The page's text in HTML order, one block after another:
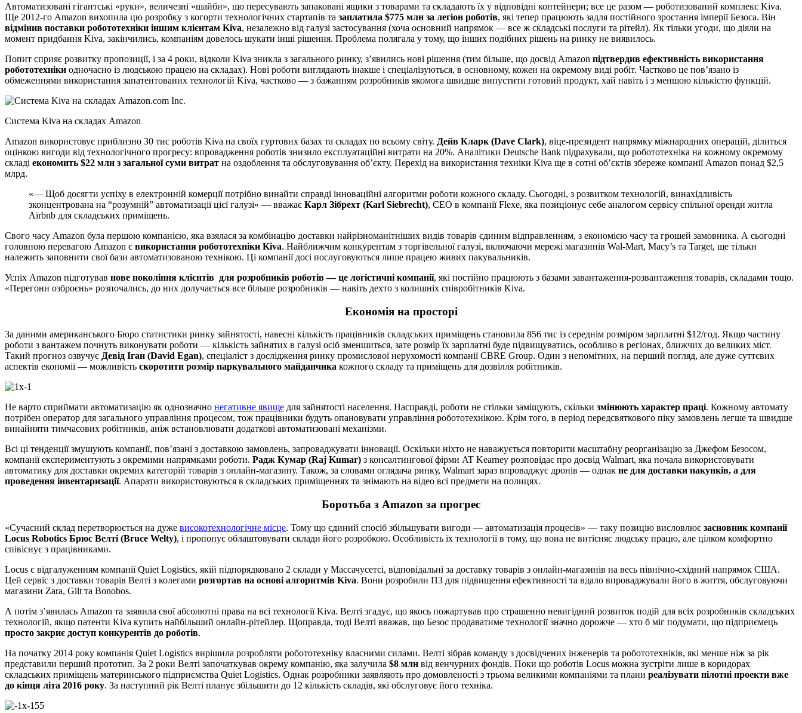
Автоматизовані гігантські «руки», величезні «шайби», що пересувають запаковані ящики з товарами та складають їх у відповідні контейнери; все це разом — роботизований комплекс Kiva.
Ще 2012-го Amazon вихопила цю розробку з когорти технологічних стартапів та заплатила $775 млн за легіон роботів, які тепер працюють задля постійного зростання імперії Безоса. Він
відмінив поставки робототехніки іншим клієнтам Kiva, незалежно від галузі застосування (хоча основний напрямок — все ж складські послуги та рітейл). Як тільки угоди, що діяли на
момент придбання Kiva, закінчились, компаніям довелось шукати інші рішення. Проблема полягала у тому, що інших подібних рішень на ринку не виявилось.
Попит сприяє розвитку пропозиції, і за 4 роки, відколи Kiva зникла з загального ринку, з’явились нові рішення (тим більше, що досвід Amazon підтвердив ефективність використання
робототехніки одночасно із людською працею на складах). Нові роботи виглядають інакше і спеціалізуються, в основному, кожен на окремому виді робіт. Частково це пов’язано із
обмеженнями використання запатентованих технологій Kiva, частково — з бажанням розробників якомога швидше випустити готовий продукт, хай навіть і з меншою кількістю функцій.
Система Kiva на складах Amazon
Amazon використовує приблизно 30 тис роботів Kiva на своїх гуртових базах та складах по всьому світу. Дейв Кларк (Dave Clark), віце-президент напрямку міжнародних операцій, ділиться
оцінкою вигоди від технологічного прогресу: впровадження роботів знизило експлуатаційні витрати на 20%. Аналітики Deutsche Bank підрахували, що робототехніка на кожному окремому
складі економить $22 млн з загальної суми витрат на оздоблення та обслуговування об’єкту. Перехід на використання техніки Kiva ще в сотні об’єктів збереже компанії Amazon понад $2,5
млрд.
«— Щоб досягти успіху в електронній комерції потрібно винайти справді інноваційні алгоритми роботи кожного складу. Сьогодні, з розвитком технологій, винахідливість
зконцентрована на “розумній” автоматизації цієї галузі» — вважає Карл Зібрехт (Karl Siebrecht), CEO в компанії Flexe, яка позиціонує себе аналогом сервісу спільної оренди житла
Airbnb для складських приміщень.
Свого часу Amazon була першою компанією, яка взялася за комбінацію доставки найрізноманітніших видів товарів єдиним відправленням, з економією часу та грошей замовника. А сьогодні
головною перевагою Amazon є використання робототехніки Kiva. Найближчим конкурентам з торгівельної галузі, включаючи мережі магазинів Wal-Mart, Macy’s та Target, ще тільки
належить заповнити свої бази автоматизованою технікою. Ці компанії досі послуговуються лише працею живих пакувальників.
Успіх Amazon підготував нове покоління клієнтів для розробників роботів — це логістичні компанії, які постійно працюють з базами завантаження-розвантаження товарів, складами тощо.
«Перегони озброєнь» розпочались, до них долучається все більше розробників — навіть дехто з колишніх співробітників Kiva.
Економія на просторі
За даними американського Бюро статистики ринку зайнятості, навесні кількість працівників складських приміщень становила 856 тис із середнім розміром зарплатні $12/год. Якщо частину
роботи з вантажем почнуть виконувати роботи — кількість зайнятих в галузі осіб зменшиться, зате розмір їх зарплатні буде підвищуватись, особливо в регіонах, ближчих до великих міст.
Такий прогноз озвучує Девід Іган (David Egan), спеціаліст з дослідження ринку промислової нерухомості компанії CBRE Group. Один з непомітних, на перший погляд, але дуже суттєвих
аспектів економії — можливість скоротити розмір паркувального майданчика кожного складу та приміщень для дозвілля робітників.
Не варто сприймати автоматизацію як однозначно негативне явище для зайнятості населення. Насправді, роботи не стільки заміщують, скільки змінюють характер праці. Кожному автомату
потрібен оператор для загального управління процесом, тож працівники будуть опановувати управління робототехнікою. Крім того, в період передсвяткового піку замовлень легше та швидше
винайняти тимчасових робітників, аніж встановлювати додаткові автоматизовані механізми.
Всі ці тенденції змушують компанії, пов’язані з доставкою замовлень, запроваджувати інновації. Оскільки ніхто не наважується повторити масштабну реорганізацію за Джефом Безосом,
компанії експериментують з окремими напрямками роботи. Радж Кумар (Raj Kumar) з консалтингової фірми AT Kearney розповідає про досвід Walmart, яка почала використовувати
автоматику для доставки окремих категорій товарів з онлайн-магазину. Також, за словами оглядача ринку, Walmart зараз впроваджує дронів — однак не для доставки пакунків, а для
проведення інвентаризації. Апарати використовуються в складських приміщеннях та знімають на відео всі предмети на полицях.
Боротьба з Amazon за прогрес
«Сучасний склад перетворюється на дуже високотехнологічне місце. Тому що єдиний спосіб збільшувати вигоди — автоматизація процесів» — таку позицію висловлює засновник компанії
Locus Robotics Брюс Велті (Bruce Welty), і пропонує облаштовувати склади його розробкою. Особливість їх технології в тому, що вона не витісняє людську працю, але цілком комфортно
співіснує з працівниками.
Locus є відгалуженням компанії Quiet Logistics, якій підпорядковано 2 склади у Массачусетсі, відповідальні за доставку товарів з онлайн-магазинів на весь північно-східний напрямок США.
Цей сервіс з доставки товарів Велті з колегами розгортав на основі алгоритмів Kiva. Вони розробили ПЗ для підвищення ефективності та вдало впроваджували його в життя, обслуговуючи
магазини Zara, Gilt та Bonobos.
А потім з’явилась Amazon та заявила свої абсолютні права на всі технології Kiva. Велті згадує, що якось пожартував про страшенно невигідний розвиток подій для всіх розробників складських
технологій, якщо патенти Kiva купить найбільший онлайн-рітейлер. Щоправда, тоді Велті вважав, що Безос продаватиме технології значно дорожче — хто б міг подумати, що підприємець
просто закриє доступ конкурентів до роботів.
На початку 2014 року компанія Quiet Logistics вирішила розробляти робототехніку власними силами. Велті зібрав команду з досвідчених інженерів та робототехніків, які менше ніж за рік
представили перший прототип. За 2 роки Велті започаткував окрему компанію, яка залучила $8 млн від венчурних фондів. Поки що роботів Locus можна зустріти лише в коридорах
складських приміщень материнського підприємства Quiet Logistics. Однак розробники заявляють про домовленості з трьома великими компаніями та плани реалізувати пілотні проекти вже
до кінця літа 2016 року. За наступний рік Велті планує збільшити до 12 кількість складів, які обслуговує його техніка.